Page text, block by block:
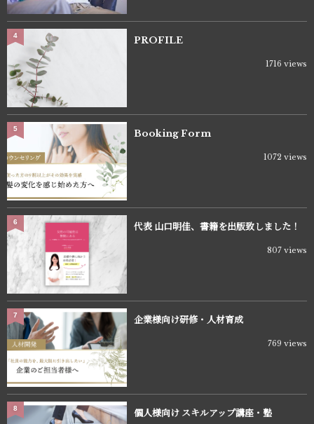
PROFILE
1716 views
4
Booking Form
1072 views
5
代表 山口明佳、書籍を出版致しました！
807 views
6
企業様向け研修・人材育成
769 views
7
個人様向け スキルアップ講座・塾
8